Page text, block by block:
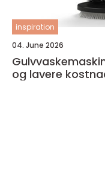
inspiration
04. June 2026
og lavere